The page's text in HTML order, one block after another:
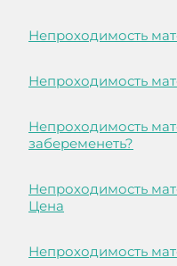
Непроходимость
Непроходимость
Непроходимость
забеременеть?
Непроходимость
Цена
Непроходимость